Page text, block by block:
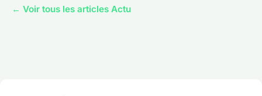
← Voir tous les articles Actu